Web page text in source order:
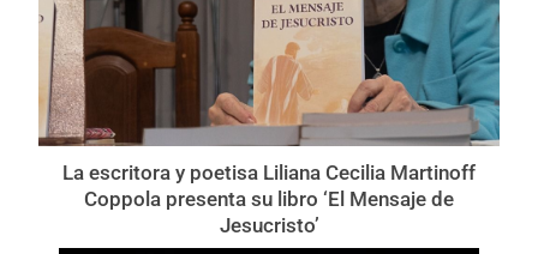
La escritora y poetisa Liliana Cecilia Martinoff
Coppola presenta su libro ‘El Mensaje de
Jesucristo’